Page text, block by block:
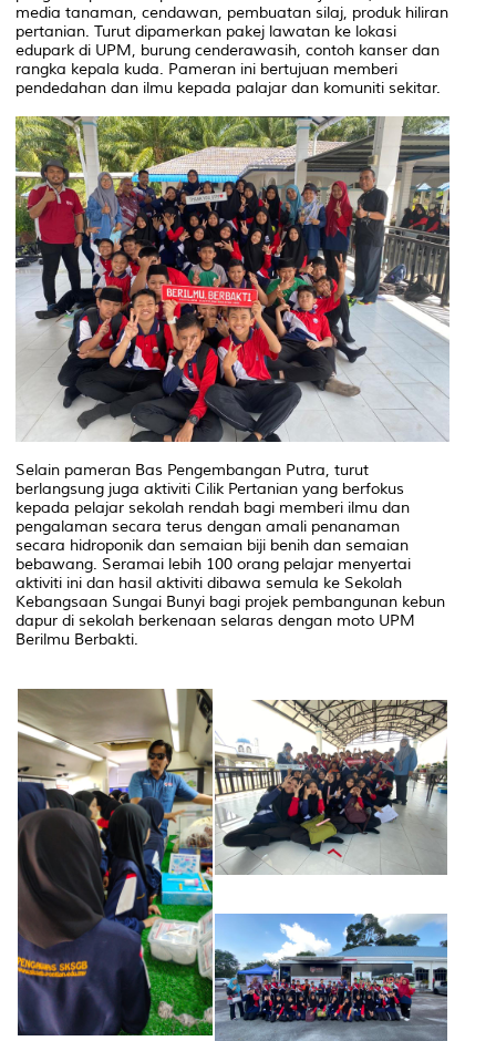
media tanaman, cendawan, pembuatan silaj, produk hiliran
pertanian. Turut dipamerkan pakej lawatan ke lokasi
edupark di UPM, burung cenderawasih, contoh kanser dan
rangka kepala kuda. Pameran ini bertujuan memberi
pendedahan dan ilmu kepada palajar dan komuniti sekitar.
Selain pameran Bas Pengembangan Putra, turut
berlangsung juga aktiviti Cilik Pertanian yang berfokus
kepada pelajar sekolah rendah bagi memberi ilmu dan
pengalaman secara terus dengan amali penanaman
secara hidroponik dan semaian biji benih dan semaian
bebawang. Seramai lebih 100 orang pelajar menyertai
aktiviti ini dan hasil aktiviti dibawa semula ke Sekolah
Kebangsaan Sungai Bunyi bagi projek pembangunan kebun
dapur di sekolah berkenaan selaras dengan moto UPM
Berilmu Berbakti.